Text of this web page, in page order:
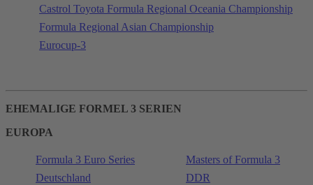
Castrol Toyota Formula Regional Oceania Championship
Formula Regional Asian Championship
Eurocup-3
EHEMALIGE FORMEL 3 SERIEN
EUROPA
Formula 3 Euro Series
Masters of Formula 3
Deutschland
DDR